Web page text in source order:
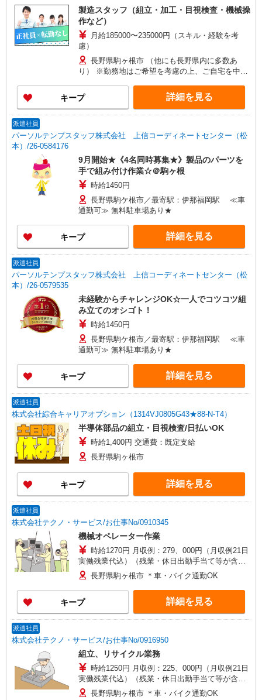
製造スタッフ（組立・加工・目視検査・機械操
作など）
月給185000〜235000円（スキル・経験を考
慮）
長野県駒ヶ根市 （他にも長野県内に多数あ
り） ※勤務地はご希望を考慮の上、ご自宅を中心
なし）
キープ 詳細を見る
派遣社員
パーソルテンプスタッフ株式会社 上信コーディネートセンター（松
本）/26-0584176
9月開始★《4名同時募集★》製品のパーツを
手で組み付け作業☆＠駒ヶ根
時給1450円
長野県駒ケ根市／最寄駅：伊那福岡駅 ≪車
通勤可≫ 無料駐車場あり★
キープ 詳細を見る
派遣社員
パーソルテンプスタッフ株式会社 上信コーディネートセンター（松
本）/26-0579535
未経験からチャレンジOK☆一人でコツコツ組
み立てのオシゴト！
時給1450円
長野県駒ケ根市／最寄駅：伊那福岡駅 ≪車
通勤可≫ 無料駐車場あり★
キープ 詳細を見る
派遣社員
株式会社綜合キャリアオプション（1314VJ0805G43★88-N-T4）
半導体部品の組立・目視検査/日払いOK
時給1,400円 交通費：既定支給
長野県駒ヶ根市
キープ 詳細を見る
派遣社員
株式会社テクノ・サービス/お仕事No/0910345
機械オペレーター作業
時給1270円 月収例：279、000円（月収例21日
実働残業代込）（残業・休日出勤手当て等が含ま
れています） 交通費全額支給
長野県駒ヶ根市 ＊車・バイク通勤OK
キープ 詳細を見る
派遣社員
株式会社テクノ・サービス/お仕事No/0916950
組立、リサイクル業務
時給1250円 月収例：225、000円（月収例21日
実働残業代込）（残業・休日出勤手当て等が含ま
れています） 交通費全額支給
長野県駒ヶ根市 ＊車・バイク通勤OK